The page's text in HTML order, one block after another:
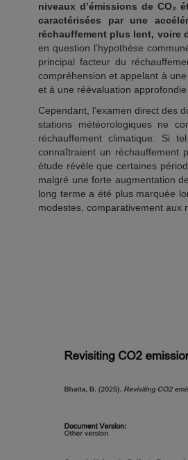
niveaux d’émissions de CO₂
caractérisées par une
réchauffement plus lent, voire
en question l’hypothèse
principal facteur du
compréhension et appelant à
et à une réévaluation
Cependant, l’examen direct des
stations météorologiques ne
réchauffement climatique. Si
connaîtraient un réchauffement
étude révèle que certaines
malgré une forte augmentation
long terme a été plus marquée
modestes, comparativement aux